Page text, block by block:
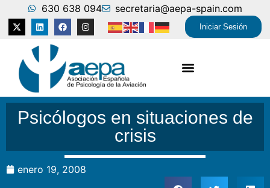
Iniciar Sesión
630 638 094 secretaria@aepa-spain.com
Psicólogos en situaciones de
crisis
enero 19, 2008